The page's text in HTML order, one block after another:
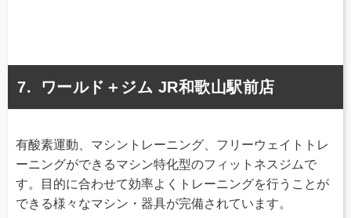
ワールド＋ジム JR和歌山駅前店
有酸素運動、マシントレーニング、フリーウェイトトレ
ーニングができるマシン特化型のフィットネスジムで
す。目的に合わせて効率よくトレーニングを行うことが
できる様々なマシン・器具が完備されています。